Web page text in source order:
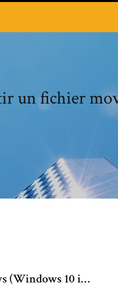
un fichier
(Windows 10 i…